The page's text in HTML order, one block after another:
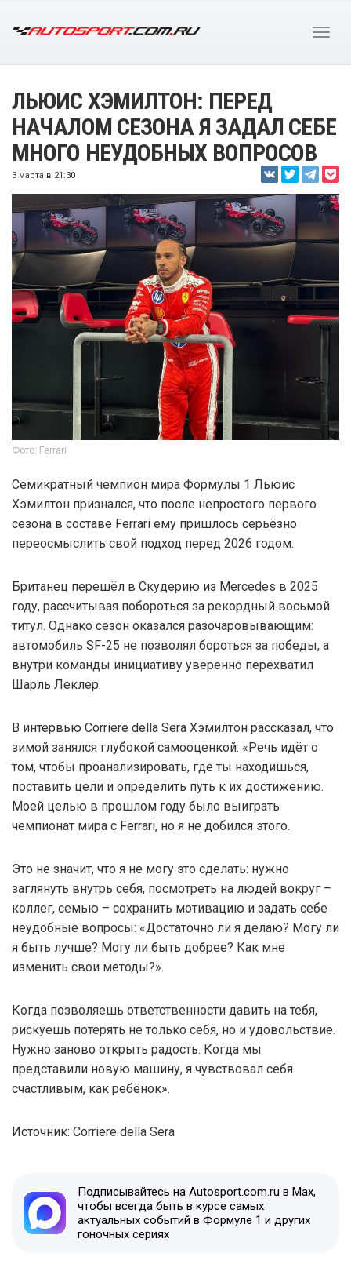
ЛЬЮИС ХЭМИЛТОН: ПЕРЕД
НАЧАЛОМ СЕЗОНА Я ЗАДАЛ СЕБЕ
МНОГО НЕУДОБНЫХ ВОПРОСОВ
3 марта в 21:30
Фото: Ferrari
Семикратный чемпион мира Формулы 1 Льюис
Хэмилтон признался, что после непростого первого
сезона в составе Ferrari ему пришлось серьёзно
переосмыслить свой подход перед 2026 годом.
Британец перешёл в Скудерию из Mercedes в 2025
году, рассчитывая побороться за рекордный восьмой
титул. Однако сезон оказался разочаровывающим:
автомобиль SF-25 не позволял бороться за победы, а
внутри команды инициативу уверенно перехватил
Шарль Леклер.
В интервью Corriere della Sera Хэмилтон рассказал, что
зимой занялся глубокой самооценкой: «Речь идёт о
том, чтобы проанализировать, где ты находишься,
поставить цели и определить путь к их достижению.
Моей целью в прошлом году было выиграть
чемпионат мира с Ferrari, но я не добился этого.
Это не значит, что я не могу это сделать: нужно
заглянуть внутрь себя, посмотреть на людей вокруг –
коллег, семью – сохранить мотивацию и задать себе
неудобные вопросы: «Достаточно ли я делаю? Могу ли
я быть лучше? Могу ли быть добрее? Как мне
изменить свои методы?».
Когда позволяешь ответственности давить на тебя,
рискуешь потерять не только себя, но и удовольствие.
Нужно заново открыть радость. Когда мы
представили новую машину, я чувствовал себя
счастливым, как ребёнок».
Источник: Corriere della Sera
Подписывайтесь на Autosport.com.ru в Max,
чтобы всегда быть в курсе самых
актуальных событий в Формуле 1 и других
гоночных сериях